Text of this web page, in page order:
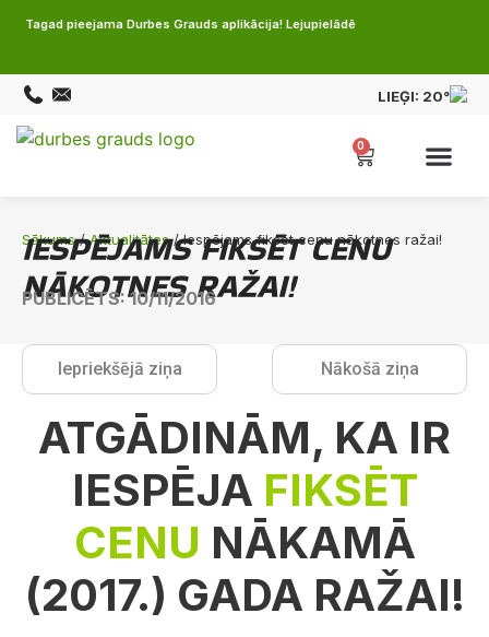
Tagad pieejama Durbes Grauds aplikācija! Lejupielādē
LIEĢI: 20°
0
Sākums/Aktualitātes/ Iespējams fiksēt cenu nākotnes ražai!
IESPĒJAMS FIKSĒT CENU
NĀKOTNES RAŽAI!
PUBLICĒTS: 10/11/2016
Nākošā ziņa
Iepriekšējā ziņa
ATGĀDINĀM, KA IR
IESPĒJA FIKSĒT
CENU NĀKAMĀ
(2017.) GADA RAŽAI!